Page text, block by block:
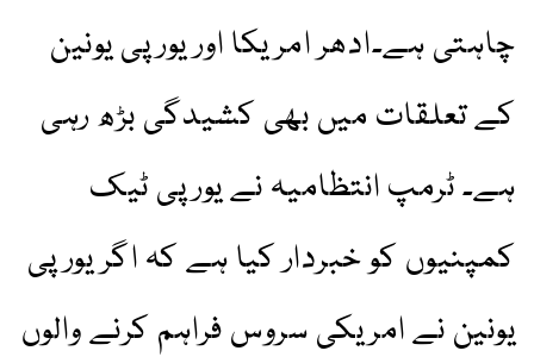
چاہتی ہے۔ادھر امریکا اور یورپی یونین
کے تعلقات میں بھی کشیدگی بڑھ رہی
ہے۔ ٹرمپ انتظامیہ نے یورپی ٹیک
کمپنیوں کو خبردار کیا ہے کہ اگر یورپی
یونین نے امریکی سروس فراہم کرنے والوں